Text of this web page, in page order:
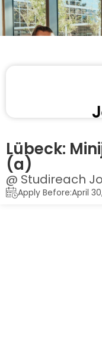
Lübeck:
(a)
@ Studireach
Apply Before:April